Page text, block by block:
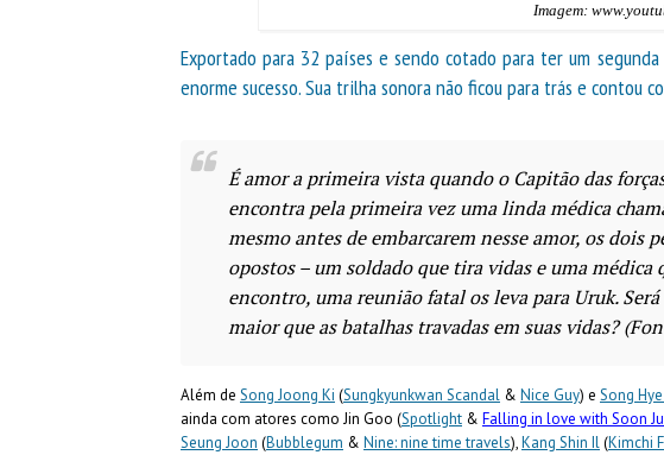
Imagem:
Exportado para 32 países e sendo cotado para ter um
enorme sucesso. Sua trilha sonora não ficou para trás e contou
É amor a primeira vista quando o Capitão das
encontra pela primeira vez uma linda médica
mesmo antes de embarcarem nesse amor, os dois
opostos – um soldado que tira vidas e uma
encontro, uma reunião fatal os leva para Uruk.
maior que as batalhas travadas em suas vidas?
Além de Song Joong Ki (Sungkyunkwan Scandal & Nice Guy) e Song
ainda com atores como Jin Goo (Spotlight & Falling in love with Soon
Seung Joon (Bubblegum & Nine: nine time travels),Kang Shin Il(Kimchi